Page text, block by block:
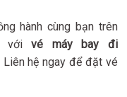
hành cùng bạn trên
vớivé máy bay đi
Liên hệ ngay để đặt vé